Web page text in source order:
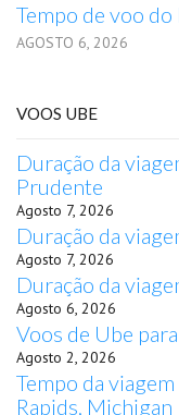
Tempo de voo
AGOSTO 6, 2026
VOOS UBE
Duração da
Prudente
Agosto 7, 2026
Duração da
Agosto 7, 2026
Duração da
Agosto 6, 2026
Voos de Ube
Agosto 2, 2026
Tempo da
Rapids, Michigan